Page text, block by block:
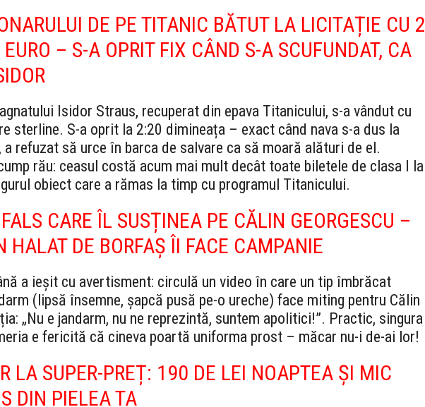
DE PE TITANIC BĂTUT LA LICITAȚIE CU 2
– S-A OPRIT FIX CÂND S-A SCUFUNDAT, CA
Isidor Straus, recuperat din epava Titanicului, s-a vândut cu
sterline. S-a oprit la 2:20 dimineața – exact când nava s-a dus la
refuzat să urce în barca de salvare ca să moară alături de el.
rău: ceasul costă acum mai mult decât toate biletele de clasa I la
obiect care a rămas la timp cu programul Titanicului.
CARE ÎL SUSȚINEA PE CĂLIN GEORGESCU –
HALAT DE BORFAȘ ÎI FACE CAMPANIE
a ieșit cu avertisment: circulă un video în care un tip îmbrăcat
(lipsă însemne, șapcă pusă pe-o ureche) face miting pentru Călin
„Nu e jandarm, nu ne reprezintă, suntem apolitici!”. Practic, singura
e fericită că cineva poartă uniforma prost – măcar nu-i de-ai lor!
LA SUPER-PREȚ: 190 DE LEI NOAPTEA ȘI MIC
DIN PIELEA TA